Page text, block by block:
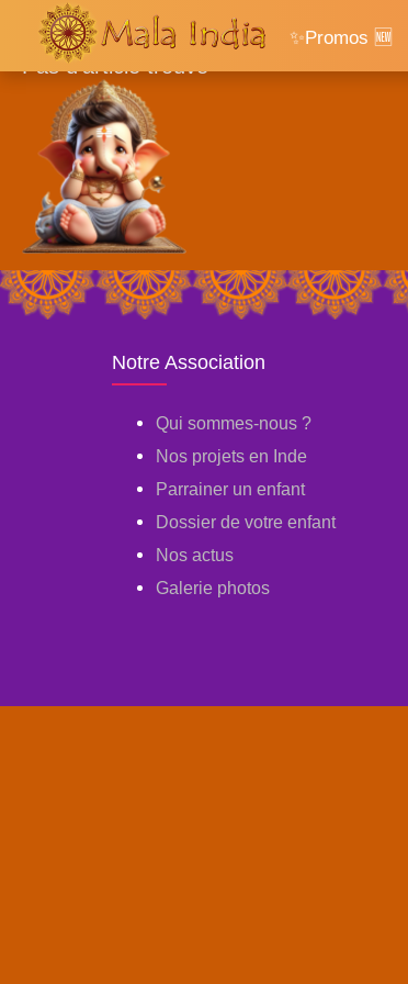
✨Promos 🆕
Accueil
Pas d'article trouvé
Notre Association
Qui sommes-nous ?
Nos projets en Inde
Parrainer un enfant
Dossier de votre enfant
Nos actus
Galerie photos